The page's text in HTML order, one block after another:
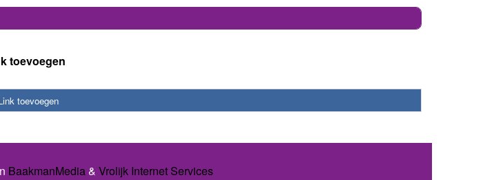
toevoegen
toevoegen
BaakmanMedia& Vrolijk Internet Services